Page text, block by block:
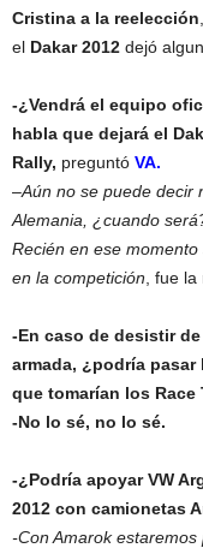
Cristina a la reelección
el Dakar 2012 dejó
-¿Vendrá el equipo
habla que dejará el
Rally, preguntó VA.
–Aún no se puede decir
Alemania, ¿cuando
Recién en ese
en la competición , fue
-En caso de desistir
armada, ¿podría
que tomarían los Race
-No lo sé, no lo sé.
-¿Podría apoyar VW
2012 con camionetas
-Con Amarok